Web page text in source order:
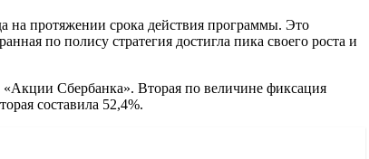
протяжении срока действия программы. Это
по полису стратегия достигла пика своего роста и
«Акции Сбербанка». Вторая по величине фиксация
составила 52,4%.